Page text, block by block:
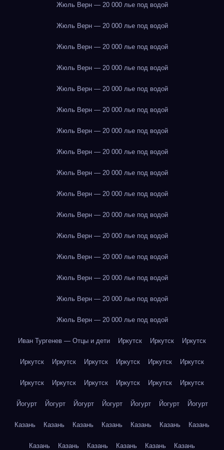
Жюль Верн — 20 000 лье под водой
Жюль Верн — 20 000 лье под водой
Жюль Верн — 20 000 лье под водой
Жюль Верн — 20 000 лье под водой
Жюль Верн — 20 000 лье под водой
Жюль Верн — 20 000 лье под водой
Жюль Верн — 20 000 лье под водой
Жюль Верн — 20 000 лье под водой
Жюль Верн — 20 000 лье под водой
Жюль Верн — 20 000 лье под водой
Жюль Верн — 20 000 лье под водой
Жюль Верн — 20 000 лье под водой
Жюль Верн — 20 000 лье под водой
Жюль Верн — 20 000 лье под водой
Жюль Верн — 20 000 лье под водой
Жюль Верн — 20 000 лье под водой
Иван Тургенев — Отцы и дети Иркутск Иркутск Иркутск
Иркутск Иркутск Иркутск Иркутск Иркутск Иркутск
Иркутск Иркутск Иркутск Иркутск Иркутск Иркутск
Йогурт Йогурт Йогурт Йогурт Йогурт Йогурт Йогурт
Казань Казань Казань Казань Казань Казань Казань
Казань Казань Казань Казань Казань Казань